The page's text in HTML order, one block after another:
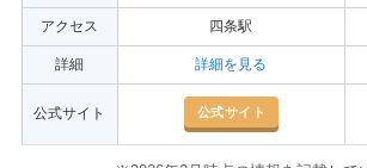
アクセス 四条駅
詳細 詳細を見る
公式サイト 公式サイト